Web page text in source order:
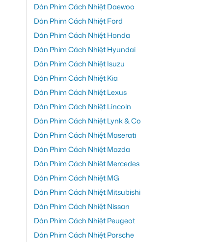
Dán Phim Cách Nhiệt Daewoo
Dán Phim Cách Nhiệt Ford
Dán Phim Cách Nhiệt Honda
Dán Phim Cách Nhiệt Hyundai
Dán Phim Cách Nhiệt Isuzu
Dán Phim Cách Nhiệt Kia
Dán Phim Cách Nhiệt Lexus
Dán Phim Cách Nhiệt Lincoln
Dán Phim Cách Nhiệt Lynk & Co
Dán Phim Cách Nhiệt Maserati
Dán Phim Cách Nhiệt Mazda
Dán Phim Cách Nhiệt Mercedes
Dán Phim Cách Nhiệt MG
Dán Phim Cách Nhiệt Mitsubishi
Dán Phim Cách Nhiệt Nissan
Dán Phim Cách Nhiệt Peugeot
Dán Phim Cách Nhiệt Porsche